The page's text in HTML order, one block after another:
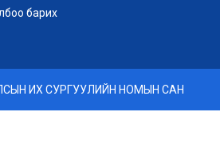
барих
ИХ СУРГУУЛИЙН НОМЫН САН